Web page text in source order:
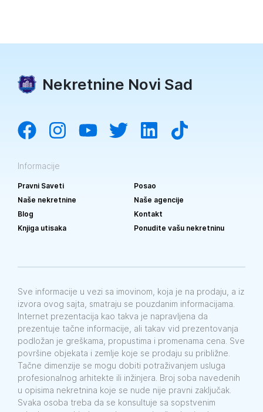
Nekretnine Novi Sad
Informacije
Pravni Saveti
Posao
Naše nekretnine
Naše agencije
Blog
Kontakt
Knjiga utisaka
Ponudite vašu nekretninu
Sve informacije u vezi sa imovinom, koja je na prodaju, a iz
izvora ovog sajta, smatraju se pouzdanim informacijama.
Internet prezentacija kao takva je napravljena da
prezentuje tačne informacije, ali takav vid prezentovanja
podložan je greškama, propustima i promenama cena. Sve
površine objekata i zemlje koje se prodaju su približne.
Tačne dimenzije se mogu dobiti potraživanjem usluga
profesionalnog arhitekte ili inžinjera. Broj soba navedenih
u opisima nekretnina koje se nude nije pravni zaključak.
Svaka osoba treba da se konsultuje sa sopstvenim